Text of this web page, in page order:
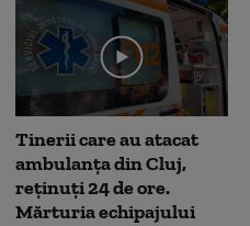
Tinerii care au atacat
ambulanța din Cluj,
reținuți 24 de ore.
Mărturia echipajului